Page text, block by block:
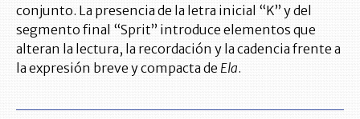
conjunto. La presencia de la letra inicial “K” y del
segmento final “Sprit” introduce elementos que
alteran la lectura, la recordación y la cadencia frente a
la expresión breve y compacta de Ela.